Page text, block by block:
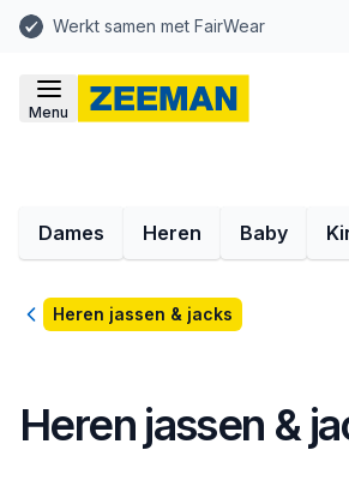
Werkt samen met FairWear
Menu
Dames Heren Baby
TerugHeren jassen & jacks
Heren jassen &